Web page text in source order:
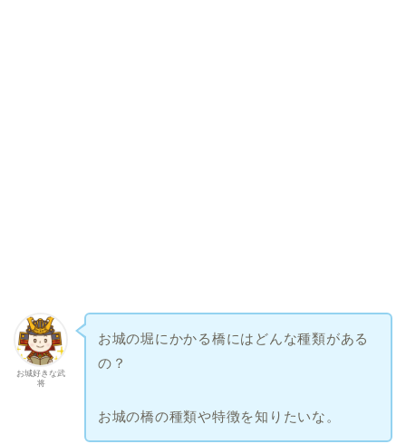
お城好きな武
将
お城の堀にかかる橋にはどんな種類がある
の？
お城の橋の種類や特徴を知りたいな。